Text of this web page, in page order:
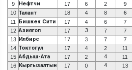
9 Нефтчи 17 6 2 9
10 Талант 18 4 8 6
11
Бишкек Сити 17 4 6 7
12 Азиягол 17 3 7 7
13
Илбирс 17 3 7 7
14 Токтогул 17 4 2 11
15 Абдыш-Ата 17 2 4 11
16
Кыргызалтын 17 0 4 13